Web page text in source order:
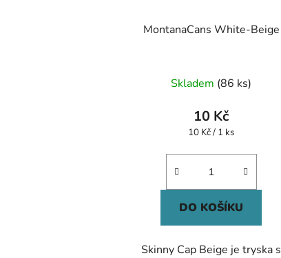
MontanaCans White-Beige
hodnocení
produktu
je
z
hvězdiček.
Skladem (86 ks)
10 Kč
Měrná
10 Kč / 1 ks
DO KOŠÍKU
Skinny Cap Beige je tryska s